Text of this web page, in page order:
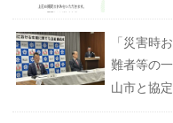
「災害時
難者等の
山市と協